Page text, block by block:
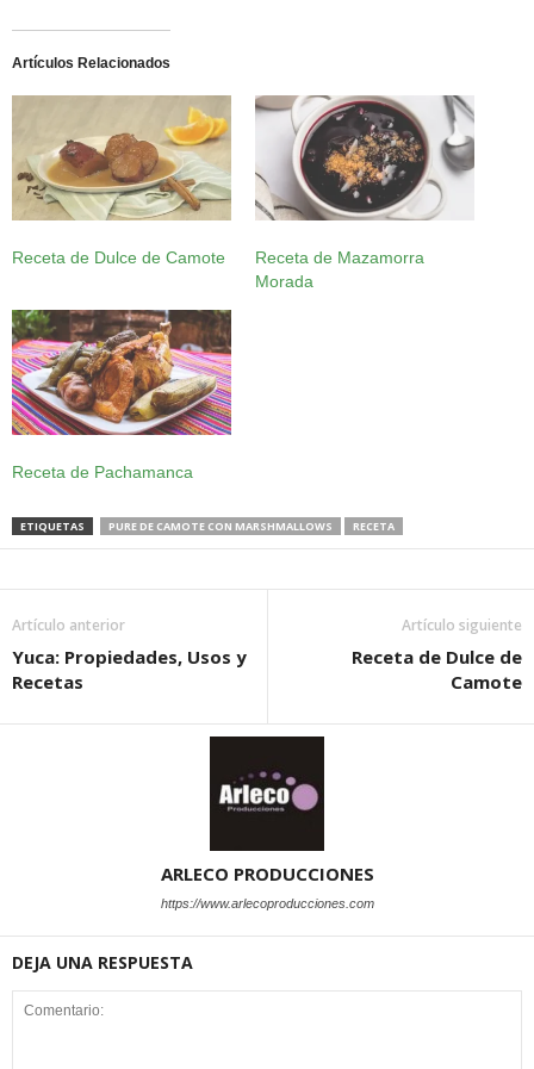
Artículos Relacionados
Receta de Dulce de Camote
Receta de Mazamorra
Morada
Receta de Pachamanca
ETIQUETAS PURE DE CAMOTE CON MARSHMALLOWS RECETA
Artículo anterior
Yuca: Propiedades, Usos y
Recetas
Artículo siguiente
Receta de Dulce de
Camote
ARLECO PRODUCCIONES
https://www.arlecoproducciones.com
DEJA UNA RESPUESTA